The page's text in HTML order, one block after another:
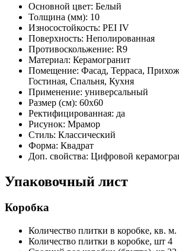
Основной цвет: Белый
Толщина (мм): 10
Износостойкость: PEI IV
Поверхность: Неполированная
Противоскольжение: R9
Материал: Керамогранит
Помещение: Фасад, Терраса,
Гостиная, Спальня, Кухня
Применение: универсальный
Размер (см): 60x60
Ректифицированная: да
Рисунок: Мрамор
Стиль: Классический
Форма: Квадрат
Доп. свойства: Цифровой
Упаковочный лист
Коробка
Количество плитки в коробке, кв. м.
Количество плитки в коробке, шт 4